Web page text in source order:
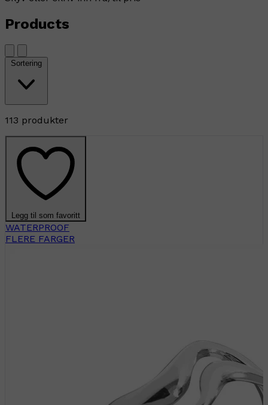
Products
Sortering
113 produkter
Legg til som favoritt
WATERPROOF
FLERE FARGER